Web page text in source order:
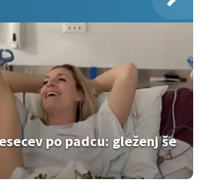
po padcu: gleženj še